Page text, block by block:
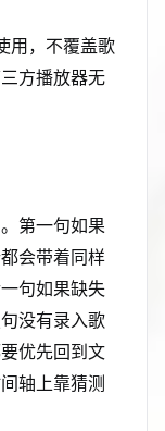
用，不覆盖歌
方播放器无
第一句如果
会带着同样
句如果缺失
没有录入歌
优先回到文
轴上靠猜测